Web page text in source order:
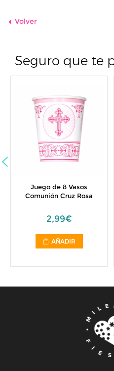
Volver
Seguro que te
Juego de 8 Vasos
Comunión Cruz Rosa
2,99€
AÑADIR